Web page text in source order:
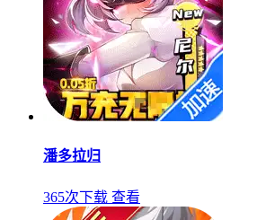
潘多拉归
365次下载 查看